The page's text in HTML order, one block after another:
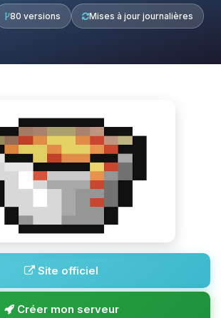
80 versions Mises à jour journalières
Site officiel
Créer mon serveur